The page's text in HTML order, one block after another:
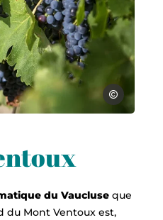
Denis Plat
du Vaucluse que
du Mont Ventoux est,